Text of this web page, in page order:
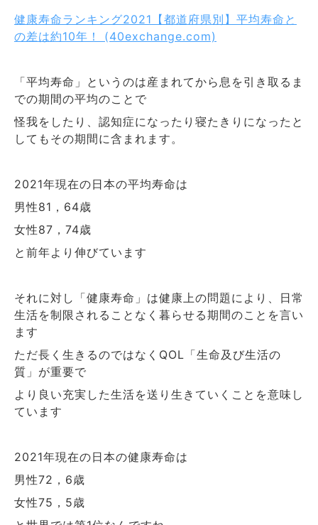
健康寿命ランキング2021 【都道府県別】平均寿命と
の差は約10年！ (40exchange.com)
「平均寿命」というのは産まれてから息を引き取るま
での期間の平均のことで
怪我をしたり、認知症になったり寝たきりになったと
してもその期間に含まれます。
2021年現在の日本の平均寿命は
男性81 ， 64歳
女性87 ， 74歳
と前年より伸びています
それに対し「健康寿命」は健康上の問題により、日常
生活を制限されることなく暮らせる期間のことを言い
ます
ただ長く生きるのではなく QOL 「生命及び生活の
質」が重要で
より良い充実した生活を送り生きていくことを意味し
ています
2021年現在の日本の健康寿命は
男性72 ， 6歳
女性75 ， 5歳